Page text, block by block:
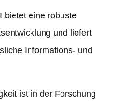
bietet eine robuste
und liefert
Informations- und
ist in der Forschung